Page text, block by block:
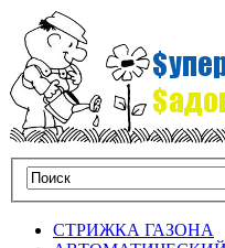
СТРИЖКА ГАЗОНА